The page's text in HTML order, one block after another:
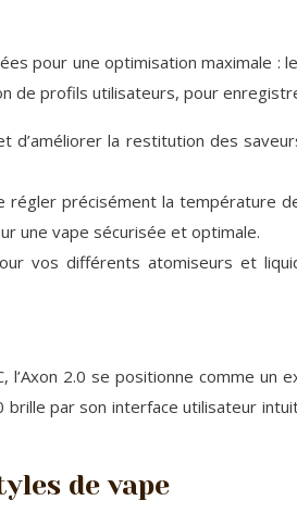
pour une optimisation maximale
de profils utilisateurs, pour
d’améliorer la restitution des
précisément la température
une vape sécurisée et optimale.
vos différents atomiseurs et
2.0 se positionne comme
par son interface utilisateur
de vape